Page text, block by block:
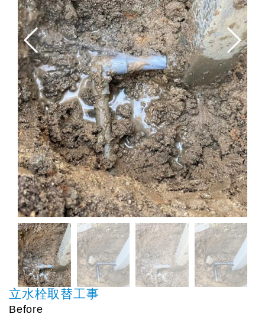
立水栓取替工事
Before